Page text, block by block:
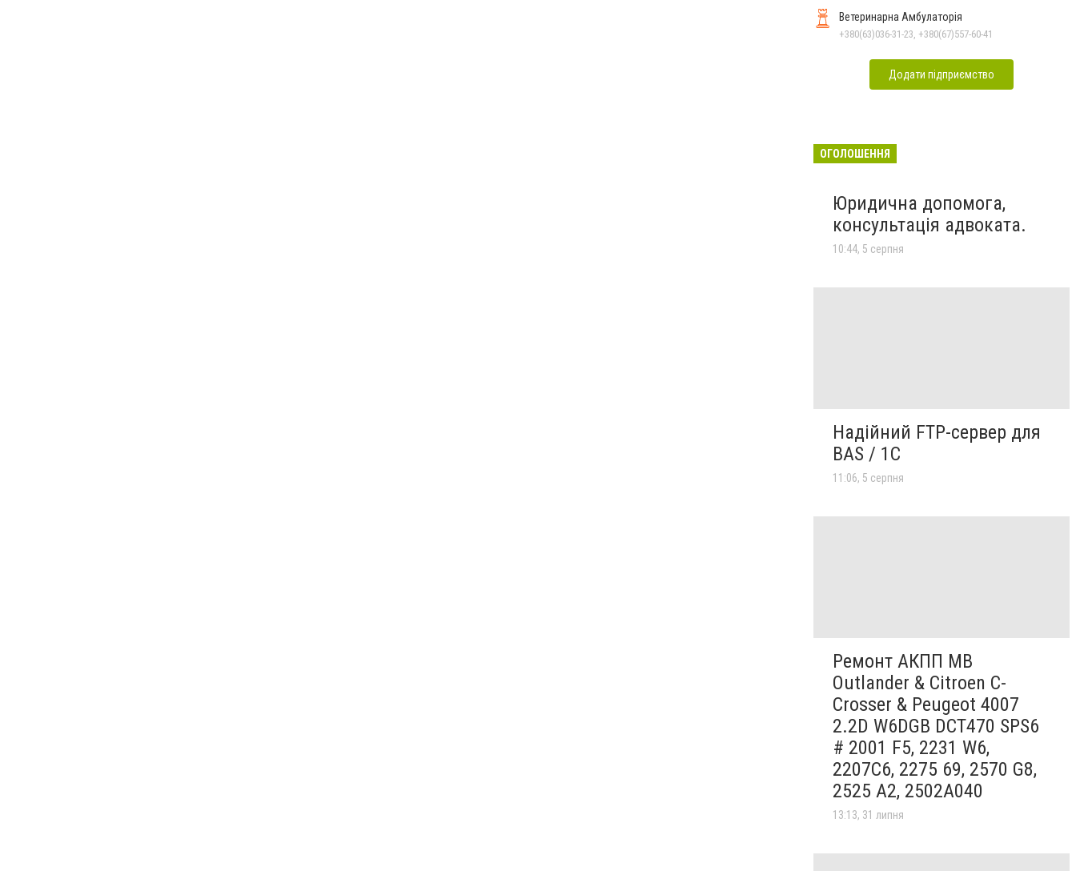
Ветеринарна Амбулаторія
+380(63)036-31-23, +380(67)557-60-41
Додати підприємство
ОГОЛОШЕННЯ
Юридична допомога,
консультація адвоката.
10:44, 5 серпня
Надійний FTP-сервер для
BAS / 1C
11:06, 5 серпня
Ремонт АКПП MB
Outlander & Citroen C-
Crosser & Peugeot 4007
2.2D W6DGB DCT470 SPS6
# 2001 F5, 2231 W6,
2207C6, 2275 69, 2570 G8,
2525 A2, 2502A040
13:13, 31 липня